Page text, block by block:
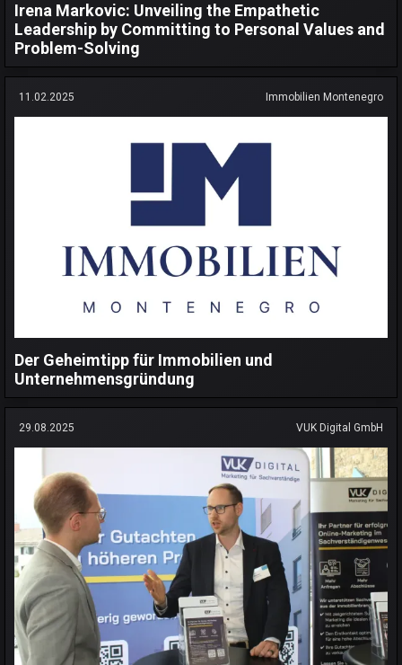
Irena Markovic: Unveiling the Empathetic
Leadership by Committing to Personal Values and
Problem-Solving
11.02.2025 Immobilien Montenegro
Der Geheimtipp für Immobilien und
Unternehmensgründung
29.08.2025 VUK Digital GmbH